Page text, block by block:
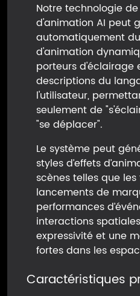
Notre technologie
d'animation AI peut
automatiquement
d'animation
porteurs d'éclairage
descriptions du
l'utilisateur,
seulement de
"se déplacer".
Le système peut
styles d’effets
scènes telles que les
lancements de
performances
interactions
expressivité et une
fortes dans les
Caractéristiques